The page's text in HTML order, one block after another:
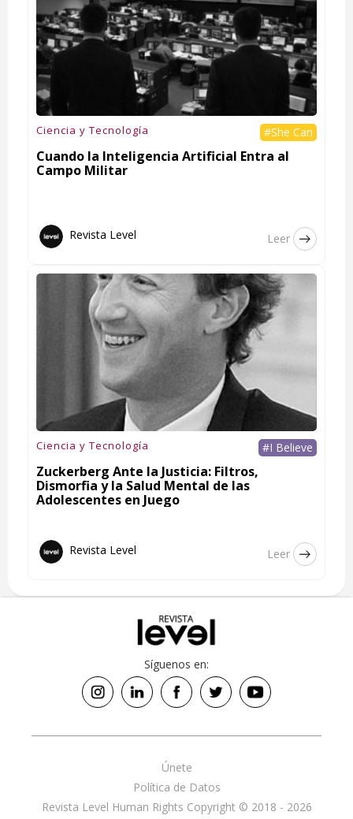
Ciencia y Tecnología #She Can
Cuando la Inteligencia Artificial Entra al
Campo Militar
Revista Level Leer
Ciencia y Tecnología #I Believe
Zuckerberg Ante la Justicia: Filtros,
Dismorfia y la Salud Mental de las
Adolescentes en Juego
Revista Level Leer
Síguenos en:
Revista Level Human Rights Copyright © 2018 - 2026
Política de Datos
Únete